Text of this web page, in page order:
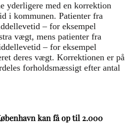
yderligere med en korrektion
i kommunen. Patienter fra
– for eksempel
vægt, mens patienter fra
– for eksempel
deres vægt. Korrektionen er på
forholdsmæssigt efter antal
kan få op til 2.000